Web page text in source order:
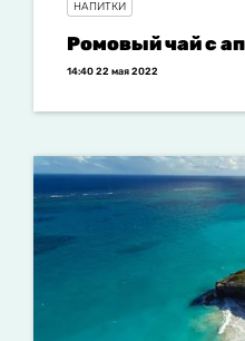
НАПИТКИ
Ромовый чай с
14:40 22 мая 2022